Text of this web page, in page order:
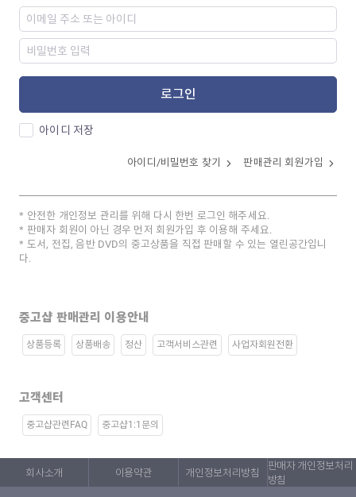
로그인
아이디 저장
아이디/비밀번호 찾기 판매관리 회원가입
안전한 개인정보 관리를 위해 다시 한번 로그인 해주세요.
판매자 회원이 아닌 경우 먼저 회원가입 후 이용해 주세요.
도서, 전집, 음반 DVD의 중고상품을 직접 판매할 수 있는 열린공간입니
다.
중고샵 판매관리 이용안내
상품등록 상품배송 정산 고객서비스관련 사업자회원전환
고객센터
중고샵관련FAQ 중고샵1:1문의
회사소개 이용약관 개인정보처리방침
판매자 개인정보처리
방침